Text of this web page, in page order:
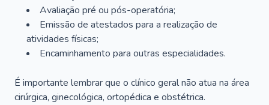
Avaliação pré ou pós-operatória;
Emissão de atestados para a realização de
atividades físicas;
Encaminhamento para outras especialidades.
É importante lembrar que o clínico geral não atua na área
cirúrgica, ginecológica, ortopédica e obstétrica.